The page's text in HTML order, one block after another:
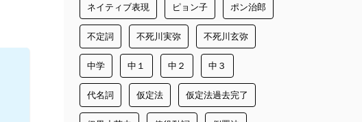
ネイティブ表現 ピョン子 ポン治郎
不定詞 不死川実弥 不死川玄弥
中学 中１ 中２ 中３
代名詞 仮定法 仮定法過去完了